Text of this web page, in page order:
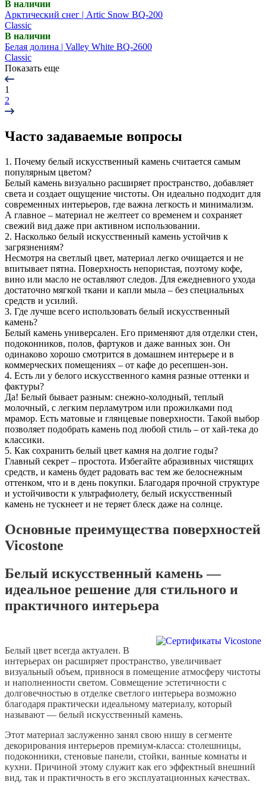
В наличии
Арктический снег | Artic Snow BQ-200
Classic
В наличии
Белая долина | Valley White BQ-2600
Classic
Показать еще
1
2
Часто задаваемые вопросы
1. Почему белый искусственный камень считается самым
популярным цветом?
Белый камень визуально расширяет пространство, добавляет
света и создает ощущение чистоты. Он идеально подходит для
современных интерьеров, где важна легкость и минимализм.
А главное – материал не желтеет со временем и сохраняет
свежий вид даже при активном использовании.
2. Насколько белый искусственный камень устойчив к
загрязнениям?
Несмотря на светлый цвет, материал легко очищается и не
впитывает пятна. Поверхность непористая, поэтому кофе,
вино или масло не оставляют следов. Для ежедневного ухода
достаточно мягкой ткани и капли мыла – без специальных
средств и усилий.
3. Где лучше всего использовать белый искусственный
камень?
Белый камень универсален. Его применяют для отделки стен,
подоконников, полов, фартуков и даже ванных зон. Он
одинаково хорошо смотрится в домашнем интерьере и в
коммерческих помещениях – от кафе до ресепшен-зон.
4. Есть ли у белого искусственного камня разные оттенки и
фактуры?
Да! Белый бывает разным: снежно-холодный, теплый
молочный, с легким перламутром или прожилками под
мрамор. Есть матовые и глянцевые поверхности. Такой выбор
позволяет подобрать камень под любой стиль – от хай-тека до
классики.
5. Как сохранить белый цвет камня на долгие годы?
Главный секрет – простота. Избегайте абразивных чистящих
средств, и камень будет радовать вас тем же белоснежным
оттенком, что и в день покупки. Благодаря прочной структуре
и устойчивости к ультрафиолету, белый искусственный
камень не тускнеет и не теряет блеск даже на солнце.
Основные преимущества поверхностей
Vicostone
Белый искусственный камень —
идеальное решение для стильного и
практичного интерьера
Белый цвет всегда актуален. В
интерьерах он расширяет пространство, увеличивает
визуальный объем, привнося в помещение атмосферу чистоты
и наполненности светом. Совмещение эстетичности с
долговечностью в отделке светлого интерьера возможно
благодаря практически идеальному материалу, который
называют — белый искусственный камень.
Этот материал заслуженно занял свою нишу в сегменте
декорирования интерьеров премиум-класса: столешницы,
подоконники, стеновые панели, стойки, ванные комнаты и
кухни. Причиной этому служит как его эффектный внешний
вид, так и практичность в его эксплуатационных качествах.